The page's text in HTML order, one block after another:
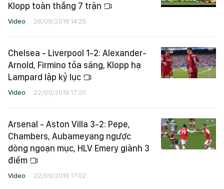
Klopp toàn thắng 7 trận
Video 28/09/2019 14:25
Chelsea - Liverpool 1-2: Alexander-
Arnold, Firmino tỏa sáng, Klopp hạ
Lampard lập kỷ lục
Video 22/09/2019 17:20
Arsenal - Aston Villa 3-2: Pepe,
Chambers, Aubameyang ngược
dòng ngoạn mục, HLV Emery giành 3
điểm
Video 22/09/2019 17:02